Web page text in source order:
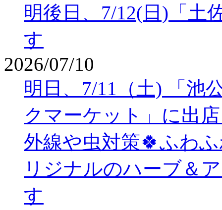
明後日、7/12(日)「土
す
2026/07/10
明日、7/11（土) 「池
クマーケット」に出
外線や虫対策🍀ふわ
リジナルのハーブ＆
す